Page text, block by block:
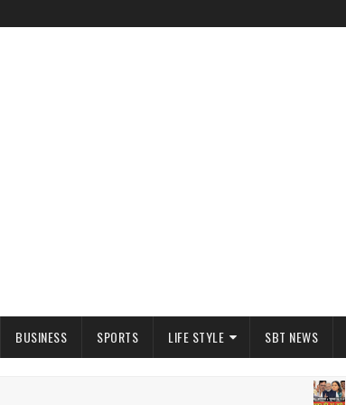
BUSINESS SPORTS LIFE STYLE SBT NEWS